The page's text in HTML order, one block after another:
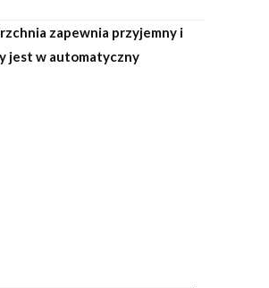
zapewnia przyjemny i
jest w automatyczny